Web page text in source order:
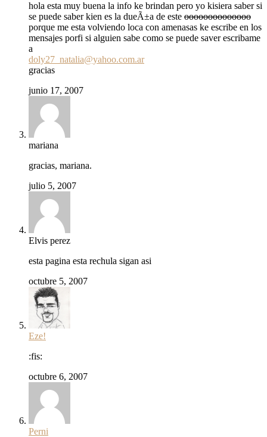
hola esta muy buena la info ke brindan pero yo kisiera saber si
se puede saber kien es la dueÃ±a de este oooooooooooooo
porque me esta volviendo loca con amenasas ke escribe en los
mensajes porfi si alguien sabe como se puede saver escribame
a
doly27_natalia@yahoo.com.ar
gracias
junio 17, 2007
mariana
gracias, mariana.
julio 5, 2007
Elvis perez
esta pagina esta rechula sigan asi
octubre 5, 2007
Eze!
:fis:
octubre 6, 2007
Perni